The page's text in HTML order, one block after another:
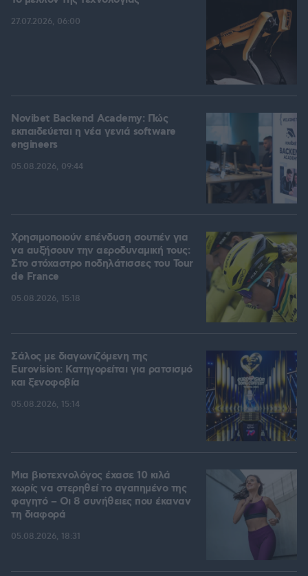
27.07.2026, 06:00
Novibet Backend Academy: Πώς
εκπαιδεύεται η νέα γενιά software
engineers
05.08.2026, 09:44
Χρησιμοποιούν επένδυση σουτιέν για
να αυξήσουν την αεροδυναμική τους:
Στο στόχαστρο ποδηλάτισσες του Tour
de France
05.08.2026, 15:18
Σάλος με διαγωνιζόμενη της
Eurovision: Κατηγορείται για ρατσισμό
και ξενοφοβία
05.08.2026, 15:14
Μια βιοτεχνολόγος έχασε 10 κιλά
χωρίς να στερηθεί το αγαπημένο της
φαγητό – Οι 8 συνήθειες που έκαναν
τη διαφορά
05.08.2026, 18:31